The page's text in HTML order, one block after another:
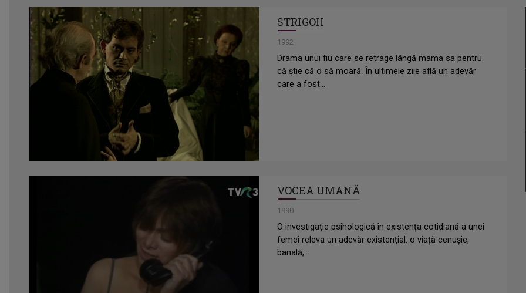
STRIGOII
1992
Drama unui fiu care se retrage lângă mama sa pentru
că știe că o să moară. În ultimele zile află un adevăr
care a fost...
VOCEA UMANĂ
1990
O investigație psihologică în existența cotidiană a unei
femei releva un adevăr existențial: o viață cenușie,
banală,...